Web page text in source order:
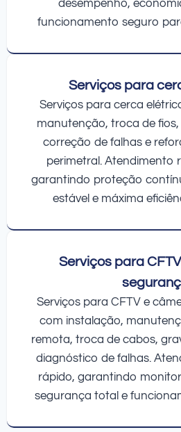
desempenho,
funcionamento seguro
Serviços para
Serviços para cerca
manutenção, troca de fios,
correção de falhas e
perimetral. Atendimento
garantindo proteção
estável e máxima
Serviços para
Serviços para CFTV e
com instalação,
remota, troca de cabos,
diagnóstico de falhas.
rápido, garantindo
segurança total e